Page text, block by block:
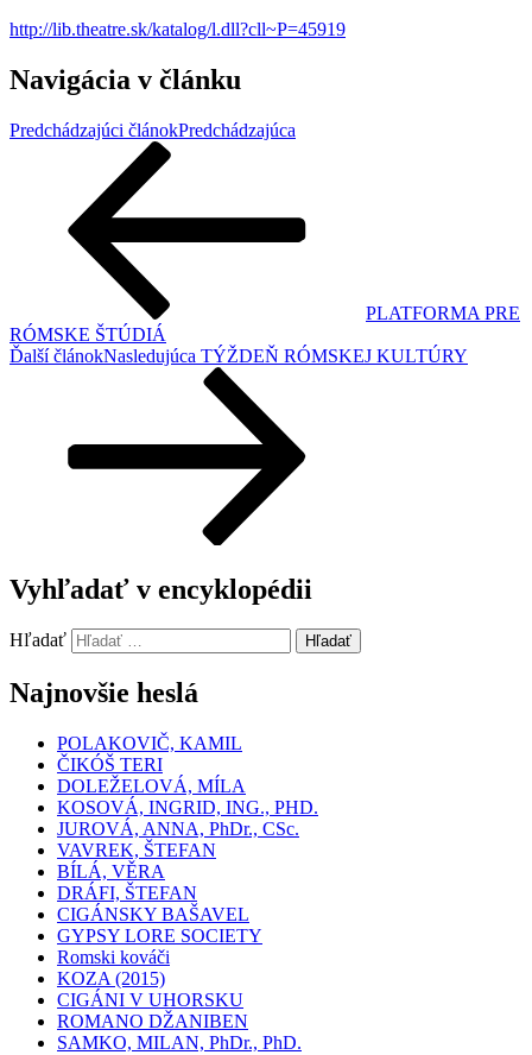
http://lib.theatre.sk/katalog/l.dll?cll~P=45919
Navigácia v článku
Predchádzajúci článokPredchádzajúca
PLATFORMA PRE
RÓMSKE ŠTÚDIÁ
Ďalší článokNasledujúca TÝŽDEŇ RÓMSKEJ KULTÚRY
Vyhľadať v encyklopédii
Hľadať Hľadať
Najnovšie heslá
POLAKOVIČ, KAMIL
ČIKÓŠ TERI
DOLEŽELOVÁ, MÍLA
KOSOVÁ, INGRID, ING., PHD.
JUROVÁ, ANNA, PhDr., CSc.
VAVREK, ŠTEFAN
BÍLÁ, VĚRA
DRÁFI, ŠTEFAN
CIGÁNSKY BAŠAVEL
GYPSY LORE SOCIETY
Romski kováči
KOZA (2015)
CIGÁNI V UHORSKU
ROMANO DŽANIBEN
SAMKO, MILAN, PhDr., PhD.